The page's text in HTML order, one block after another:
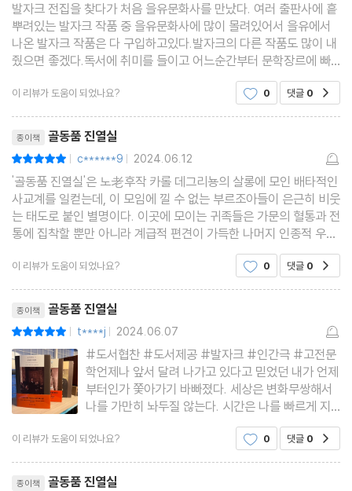
발자크 전집을 찾다가 처음 을유문화사를 만났다. 여러 출판사에 흩
뿌려있는 발자크 작품 중 을유문화사에 많이 몰려있어서 을유에서
나온 발자크 작품은 다 구입하고있다.발자크의 다른 작품도 많이 내
줬으면 좋겠다.독서에 취미를 들이고 어느순간부터 문학장르에 빠
져들게 됬고 점점 작품이전에 작가 자체에 관심이 커지기 시작했다.
밀란쿤데라의 소설의기술이라는 에세이를 읽다가 발
이 리뷰가 도움이 되었나요? 0 댓글 0
종이책 골동품 진열실
| c******9 | 2024.06.12
'골동품 진열실'은 노老후작 카롤 데그리뇽의 살롱에 모인 배타적인
사교계를 일컫는데, 이 모임에 낄 수 없는 부르조아들이 은근히 비웃
는 태도로 붙인 별명이다. 이곳에 모이는 귀족들은 가문의 혈통과 전
통에 집착할 뿐만 아니라 계급적 편견이 가득한 나머지 인종적 우월
성까지 가져 평민들과 자신들은 다른 인종이란 믿음이 있다. '＜골
동품 진열실＞은 명문가 출신으로서 파리에 상
이 리뷰가 도움이 되었나요? 0 댓글 0
종이책 골동품 진열실
| t****j | 2024.06.07
#도서협찬 #도서제공 #발자크 #인간극 #고전문
학언제나 앞서 달려 나가고 있다고 믿었던 내가 언제
부터인가 쫓아가기 바빠졌다. 세상은 변화무쌍해서
나를 가만히 놔두질 않는다. 시간은 나를 빠르게 지
나쳐 가고, 이제 지킬 것들이 존재하기에 나는 용감
해지지 못한다.진보 혹은 퇴보를 불러오는 “변화”는
그 자체로 속절없음을 내포하고 있어 이를 받아들이
지 못하는 자들에게 무력함
이 리뷰가 도움이 되었나요? 0 댓글 0
종이책 골동품 진열실